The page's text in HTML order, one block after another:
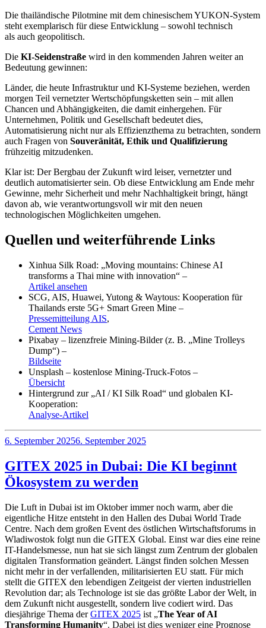
Die thailändische Pilotmine mit dem chinesischem YUKON-System
steht exemplarisch für diese Entwicklung – sowohl technisch
als auch geopolitisch.
Die KI-Seidenstraße wird in den kommenden Jahren weiter an
Bedeutung gewinnen:
Länder, die heute Infrastruktur und KI-Systeme beziehen, werden
morgen Teil vernetzter Wertschöpfungsketten sein – mit allen
Chancen und Abhängigkeiten, die damit einhergehen. Für
Unternehmen, Politik und Gesellschaft bedeutet dies,
Automatisierung nicht nur als Effizienzthema zu betrachten, sondern
auch Fragen von Souveränität, Ethik und Qualifizierung
frühzeitig mitzudenken.
Klar ist: Der Bergbau der Zukunft wird leiser, vernetzter und
deutlich automatisierter sein. Ob diese Entwicklung am Ende mehr
Gewinne, mehr Sicherheit und mehr Nachhaltigkeit bringt, hängt
davon ab, wie verantwortungsvoll wir mit den neuen
technologischen Möglichkeiten umgehen.
Quellen und weiterführende Links
Xinhua Silk Road: „Moving mountains: Chinese AI
transforms a Thai mine with innovation“ –
Artikel ansehen
SCG, AIS, Huawei, Yutong & Waytous: Kooperation für
Thailands erste 5G+ Smart Green Mine –
Pressemitteilung AIS,
Cement News
Pixabay – lizenzfreie Mining-Bilder (z. B. „Mine Trolleys
Dump“) –
Bildseite
Unsplash – kostenlose Mining-Truck-Fotos –
Übersicht
Hintergrund zur „AI / KI Silk Road“ und globalen KI-
Kooperation:
Analyse-Artikel
Veröffentlicht
6. September 20256. September 2025
GITEX 2025 in Dubai: Die KI beginnt
Ökosystem zu werden
Die Luft in Dubai ist im Oktober immer noch warm, aber die
eigentliche Hitze entsteht in den Hallen des Dubai World Trade
Centre. Nach dem großen Event des östlichen Wirtschaftsforums in
Wladiwostok folgt nun die GITEX Global. Einst war dies eine reine
IT-Handelsmesse, nun hat sie sich längst zum Zentrum der globalen
digitalen Transformation geändert. Längst finden solchen Messen
nicht mehr in der verfallenden, militarisierten EU statt. Für mich
stellt die GITEX den lebendigen Zeitgeist der vierten industriellen
Revolution dar; als Technologe ist sie das größte Labor der Welt, in
dem Zukunft nicht ausgestellt, sondern live codiert wird. Das
diesjährige Thema derGITEX 2025 ist „The Year of AI
Transforming Humanity“. Dabei ist dies weniger eine Prognose